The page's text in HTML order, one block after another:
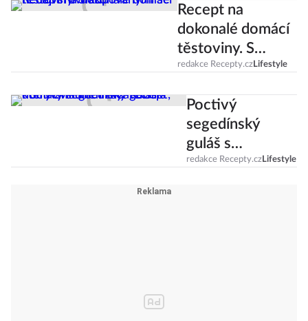
Recept na
dokonalé domácí
těstoviny. S
kupovanými se
redakce Recepty.czLifestyle
Poctivý
segedínský
guláš s
domácími
redakce Recepty.czLifestyle